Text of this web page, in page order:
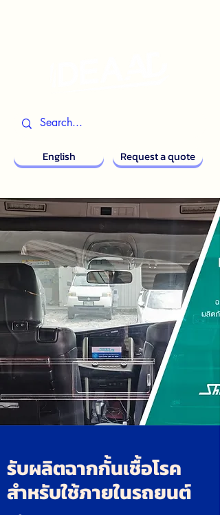
English Request a quote
รับผลิตฉากกั้นเชื้อโรค
สำหรับใช้ภายในรถยนต์